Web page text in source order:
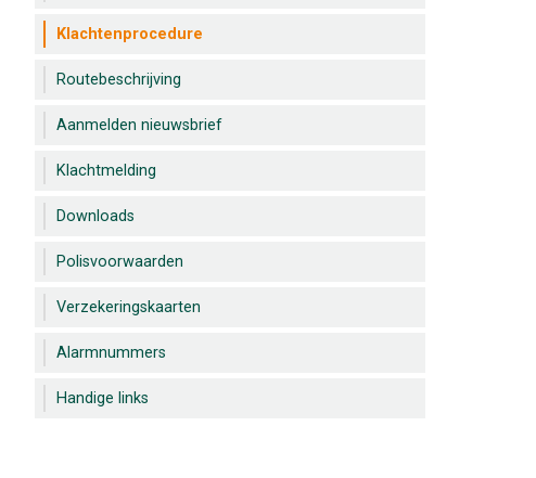
Klachtenprocedure
Routebeschrijving
Aanmelden nieuwsbrief
Klachtmelding
Downloads
Polisvoorwaarden
Verzekeringskaarten
Alarmnummers
Handige links